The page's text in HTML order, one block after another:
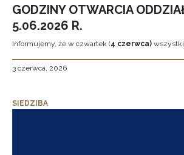
GODZINY OTWARCIA
5.06.2026 R.
Informujemy, że w czwartek (4 czerwca)
3 czerwca, 2026
SIEDZIBA